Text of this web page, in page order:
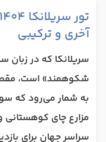
آخری و ترکیبی
سریلانکا که در زبان
شکوهمند» است،
به شمار می‌رود که
مزارع چای
سراسر جهان برای